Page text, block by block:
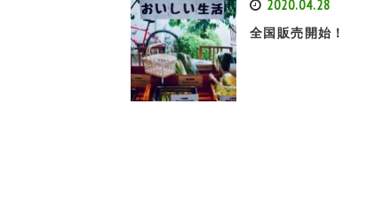
2020.04.28
全国販売開始！